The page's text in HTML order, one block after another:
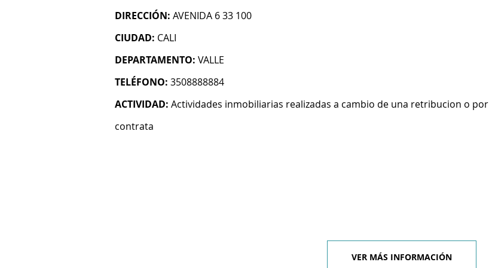
DIRECCIÓN: AVENIDA 6 33 100
CIUDAD: CALI
DEPARTAMENTO: VALLE
TELÉFONO: 3508888884
ACTIVIDAD: Actividades inmobiliarias realizadas a cambio de una retribucion o por
contrata
VER MÁS INFORMACIÓN